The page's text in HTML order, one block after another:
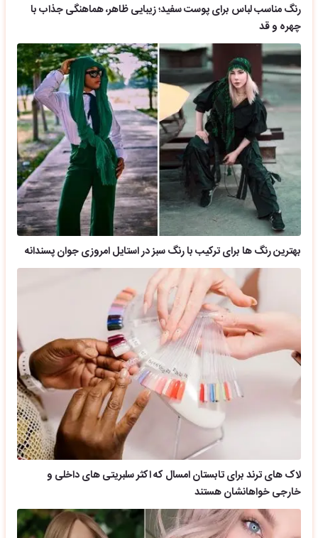
رنگ مناسب لباس برای پوست سفید؛ زیبایی ظاهر، هماهنگی جذاب با
چهره و قد
بهترین رنگ ها برای ترکیب با رنگ سبز در استایل امروزی جوان پسندانه
لاک های ترند برای تابستان امسال که اکثر سلبریتی های داخلی و
خارجی خواهانشان هستند